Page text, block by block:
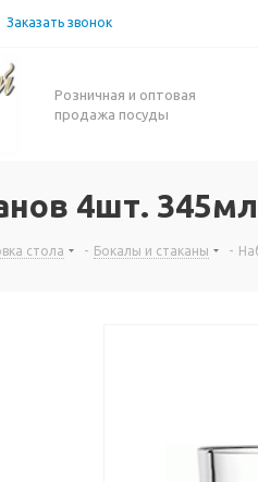
Заказать звонок
Розничная и оптовая
продажа посуды
4шт. 345мл
стола - Бокалы и стаканы -